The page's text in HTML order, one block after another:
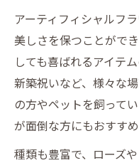
アーティフィシャルフ
美しさを保つことがで
しても喜ばれるアイテ
新築祝いなど、様々な
の方やペットを飼って
が面倒な方にもおすすめ
種類も豊富で、ローズ